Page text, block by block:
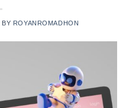
BY ROYANROMADHON